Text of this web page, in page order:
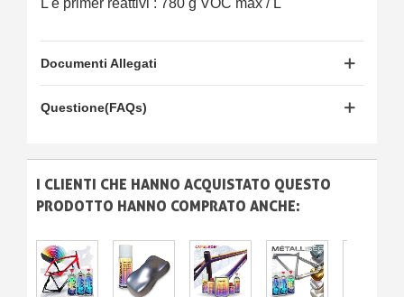
L e primer reattivi : 780 g VOC max / L
Documenti Allegati
Questione(FAQs)
I CLIENTI CHE HANNO ACQUISTATO QUESTO
PRODOTTO HANNO COMPRATO ANCHE: